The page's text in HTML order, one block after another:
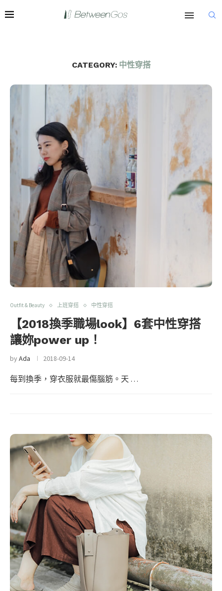
CATEGORY: 中性穿搭
Outfit & Beauty 上班穿搭 中性穿搭
【2018換季職場look】6套中性穿搭
讓妳power up！
byAda 2018-09-14
每到換季，穿衣服就最傷腦筋。天 …